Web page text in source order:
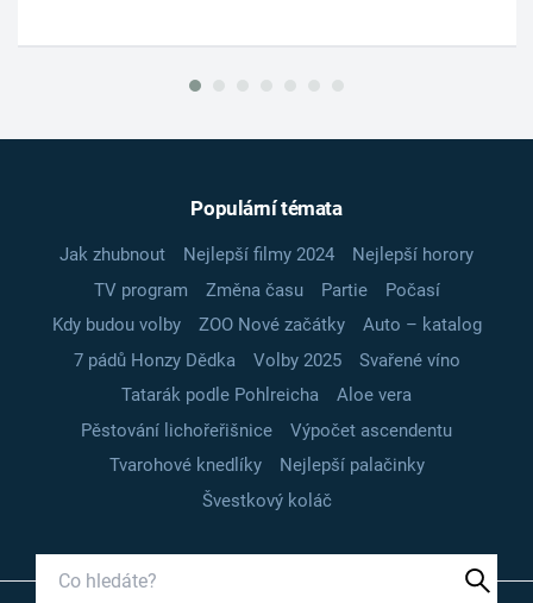
Populární témata
Jak zhubnout Nejlepší filmy 2024
Nejlepší horory
TV program
Změna času Partie
Počasí
Kdy budou volby
ZOO Nové začátky
Auto – katalog
7 pádů Honzy Dědka
Volby 2025
Svařené víno
Tatarák podle Pohlreicha
Aloe vera
Pěstování lichořeřišnice
Výpočet ascendentu
Tvarohové knedlíky
Nejlepší palačinky
Švestkový koláč